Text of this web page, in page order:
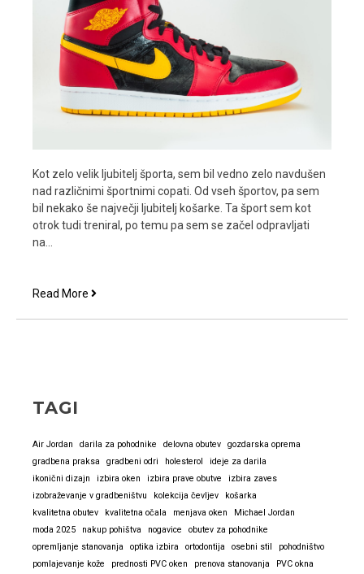
Kot zelo velik ljubitelj športa, sem bil vedno zelo navdušen
nad različnimi športnimi copati. Od vseh športov, pa sem
bil nekako še največji ljubitelj košarke. Ta šport sem kot
otrok tudi treniral, po temu pa sem se začel odpravljati
na…
Read More Air
TAGI
Air Jordan darila za pohodnike delovna obutev
gozdarska oprema
gradbena praksa
gradbeni odri holesterol
ideje za darila
ikonični dizajn
izbira oken izbira prave obutve
izbira zaves
izobraževanje v gradbeništvu
kolekcija čevljev
košarka
kvalitetna obutev
kvalitetna očala menjava oken
Michael Jordan
moda 2025
nakup pohištva nogavice
obutev za pohodnike
opremljanje stanovanja
optika izbira ortodontija osebni stil
pohodništvo
pomlajevanje kože
prednosti PVC oken prenova stanovanja
PVC okna